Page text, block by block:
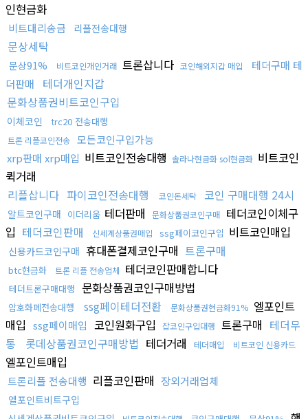
인현금화
비트대리송금 리플전송대행
문상세탁
문상91% 비트코인개인거래 트론삽니다 코인해외지갑 매입
테더구매 테
더판매
테더개인지갑
문화상품권비트코인구입
이체코인 trc20 전송대행
트론 리플코인전송 모든코인구입가능
xrp판매 xrp매입 비트코인전송대행 솔라나현금화 sol현금화 비트코인
퀵거래
리플삽니다 파이코인전송대행 코인돈세탁 코인 구매대행 24시
알트코인구매 이더리움 테더판매 문화상품권코인구매 테더코인이체구
입 테더코인판매 신세계상품권매입 ssg페이코인구입 비트코인매입
신용카드코인구매 휴대폰결제코인구매 트론구매
btc현금화 트론 리플 전송업체 테더코인판매합니다
테더트론구매대행 문화상품권코인구매방법
암호화폐전송대행 ssg페이테더전환 문화상품권현금화91% 엘포인트
매입 ssg페이매입 코인원화구입 잡코인구입대행 트론구매 테더무
통
롯데상품권코인구매방법 테더거래 테더매입 비트코인 신용카드
엘포인트매입
트론리플 전송대행 리플코인판매 장외거래업체
엘포인트비트구입